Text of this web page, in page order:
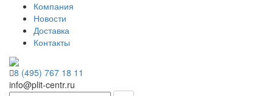
Компания
Новости
Доставка
Контакты
8 (495) 767 18 11
info@plit-centr.ru